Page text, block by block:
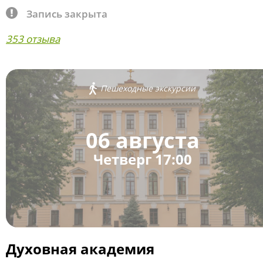
Запись закрыта
353 отзыва
Пешеходные экскурсии
06 августа
Четверг 17:00
Духовная академия